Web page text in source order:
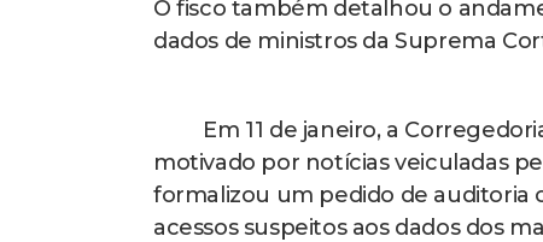
O fisco também detalhou o
dados de ministros da Suprema
Em 11 de janeiro, a
motivado por notícias veiculadas
formalizou um pedido de auditoria
acessos suspeitos aos dados dos